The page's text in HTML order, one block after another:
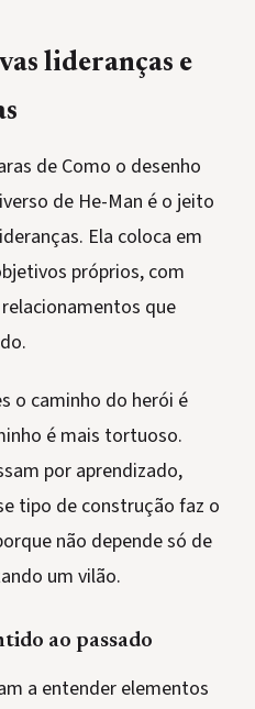
lideranças e
de Como o desenho
de He-Man é o jeito
Ela coloca em
próprios, com
que
o caminho do herói é
é mais tortuoso.
por aprendizado,
tipo de construção faz o
não depende só de
um vilão.
ao passado
a entender elementos